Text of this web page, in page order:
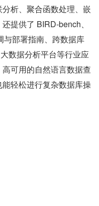
析、聚合函数处理、嵌
提供了 BIRD-bench、
与部署指南、跨数据库
数据分析平台等行业应
可用的自然语言数据查
轻松进行复杂数据库操